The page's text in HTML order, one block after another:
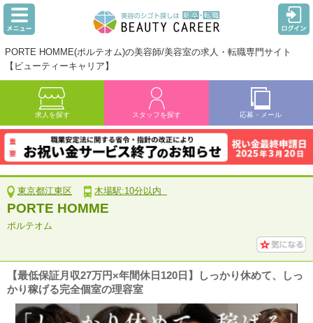
PORTE HOMME(ポルテオム)の美容師/美容室の求人・転職専門サイト
【ビューティーキャリア】
求人を探す スタッフを探す 応募・メール
東京都江東区 木場駅:10分以内
PORTE HOMME
ポルテオム
【最低保証月収27万円×年間休日120日】しっかり休めて、しっ
かり稼げる完全個室の理容室